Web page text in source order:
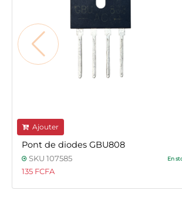
Ajouter
Pont de diodes GBU808
SKU 107585 En
135 FCFA